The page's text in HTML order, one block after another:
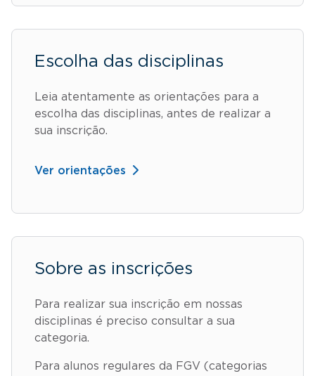
Escolha das disciplinas
Leia atentamente as orientações para a
escolha das disciplinas, antes de realizar a
sua inscrição.
Ver orientações
Sobre as inscrições
Para realizar sua inscrição em nossas
disciplinas é preciso consultar a sua
categoria.
Para alunos regulares da FGV (categorias